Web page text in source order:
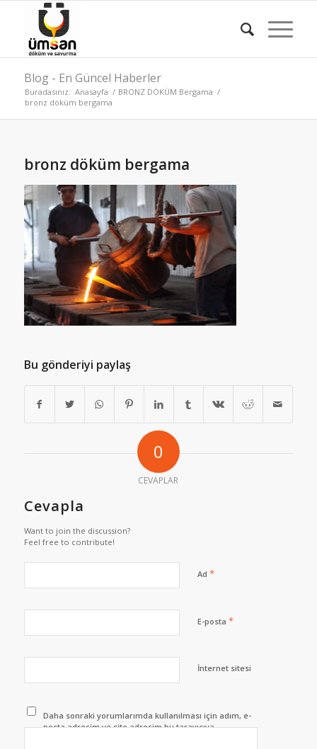
Blog - En Güncel Haberler
Buradasınız: Anasayfa / BRONZ DÖKÜM Bergama /
bronz döküm bergama
bronz döküm bergama
Bu gönderiyi paylaş
0
CEVAPLAR
Cevapla
Want to join the discussion?
Feel free to contribute!
Ad *
E-posta *
İnternet sitesi
Daha sonraki yorumlarımda kullanılması için adım, e-
posta adresim ve site adresim bu tarayıcıya